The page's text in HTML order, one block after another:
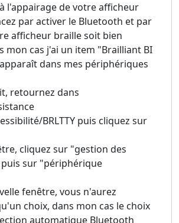
l'appairage de votre afficheur
par activer le Bluetooth et par
afficheur braille soit bien
mon cas j'ai un item "Brailliant BI
dans mes périphériques
retournez dans
BRLTTY puis cliquez sur
cliquez sur "gestion des
sur "périphérique
fenêtre, vous n'aurez
choix, dans mon cas le choix
automatique Bluetooth